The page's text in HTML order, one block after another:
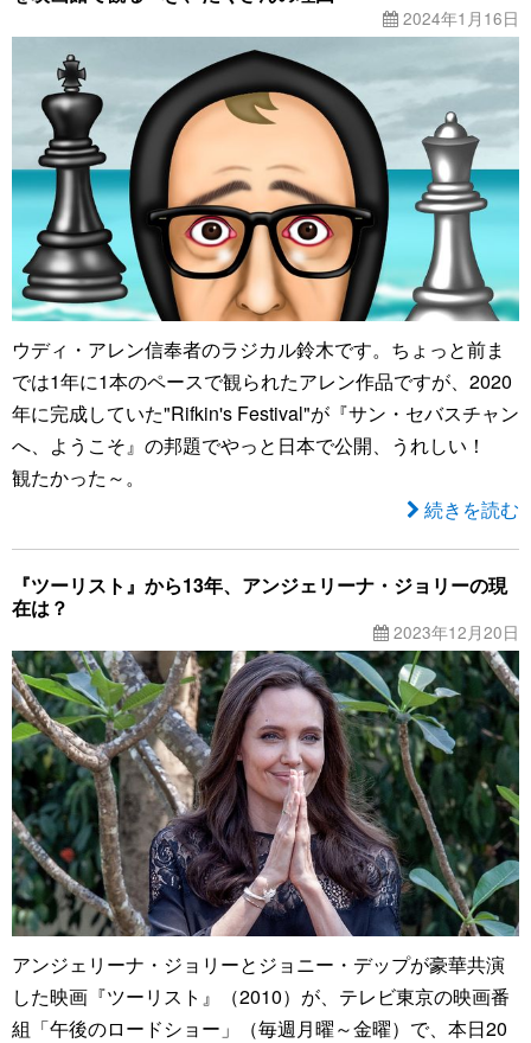
2024年1月16日
ウディ・アレン信奉者のラジカル鈴木です。ちょっと前ま
では1年に1本のペースで観られたアレン作品ですが、2020
年に完成していた"Rifkin's Festival"が『サン・セバスチャン
へ、ようこそ』の邦題でやっと日本で公開、うれしい！
観たかった～。
続きを読む
『ツーリスト』から13年、アンジェリーナ・ジョリーの現
在は？
2023年12月20日
アンジェリーナ・ジョリーとジョニー・デップが豪華共演
した映画『ツーリスト』（2010）が、テレビ東京の映画番
組「午後のロードショー」（毎週月曜～金曜）で、本日20